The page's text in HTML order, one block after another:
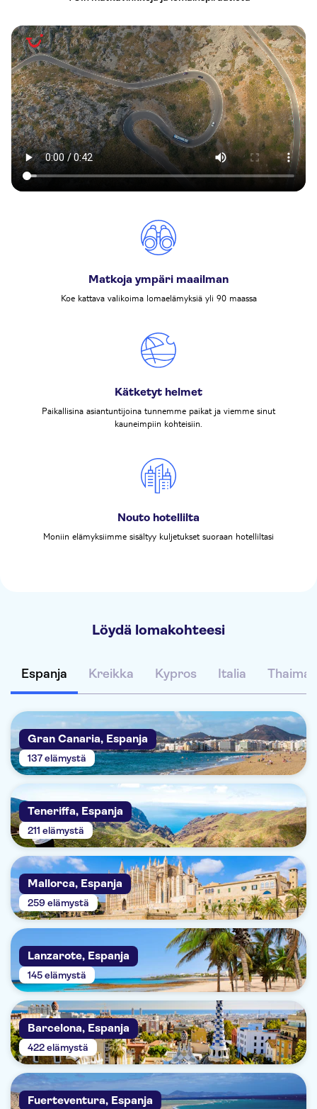
Matkoja ympäri maailman
Koe kattava valikoima lomaelämyksiä yli 90 maassa
Kätketyt helmet
Paikallisina asiantuntijoina tunnemme paikat ja viemme sinut
kauneimpiin kohteisiin.
Nouto hotellilta
Moniin elämyksiimme sisältyy kuljetukset suoraan hotelliltasi
Löydä lomakohteesi
Espanja Kreikka Kypros Italia Thaimaa
Gran Canaria, Espanja
137 elämystä
Teneriffa, Espanja
211 elämystä
Mallorca, Espanja
259 elämystä
Lanzarote, Espanja
145 elämystä
Barcelona, Espanja
422 elämystä
Fuerteventura, Espanja